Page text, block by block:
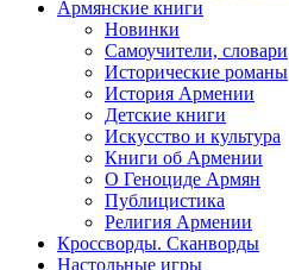
Армянские книги
Новинки
Самоучители, словари
Исторические романы
История Армении
Детские книги
Иcкусство и культура
Книги об Армении
О Геноциде Армян
Публицистика
Религия Армении
Кроссворды. Сканворды
Настольные игры